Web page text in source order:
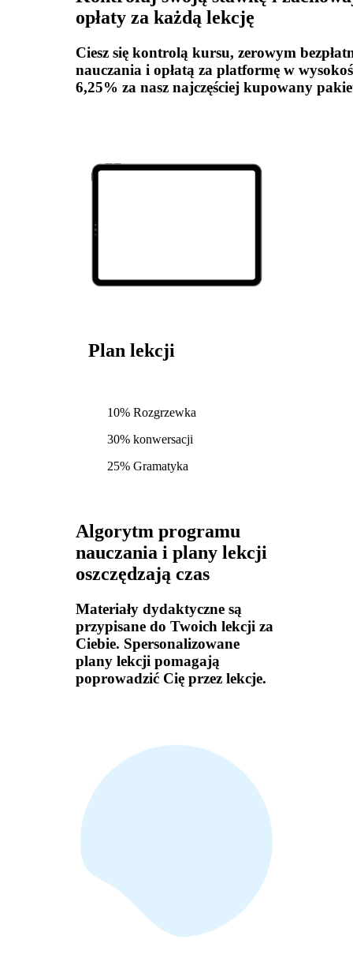
opłaty za każdą lekcję
Ciesz się kontrolą kursu, zerowym
nauczania i opłatą za platformę w
6,25% za nasz najczęściej kupowany
Plan lekcji
10% Rozgrzewka
30% konwersacji
25% Gramatyka
Algorytm programu
nauczania i plany lekcji
oszczędzają czas
Materiały dydaktyczne są
przypisane do Twoich lekcji za
Ciebie. Spersonalizowane
plany lekcji pomagają
poprowadzić Cię przez lekcje.